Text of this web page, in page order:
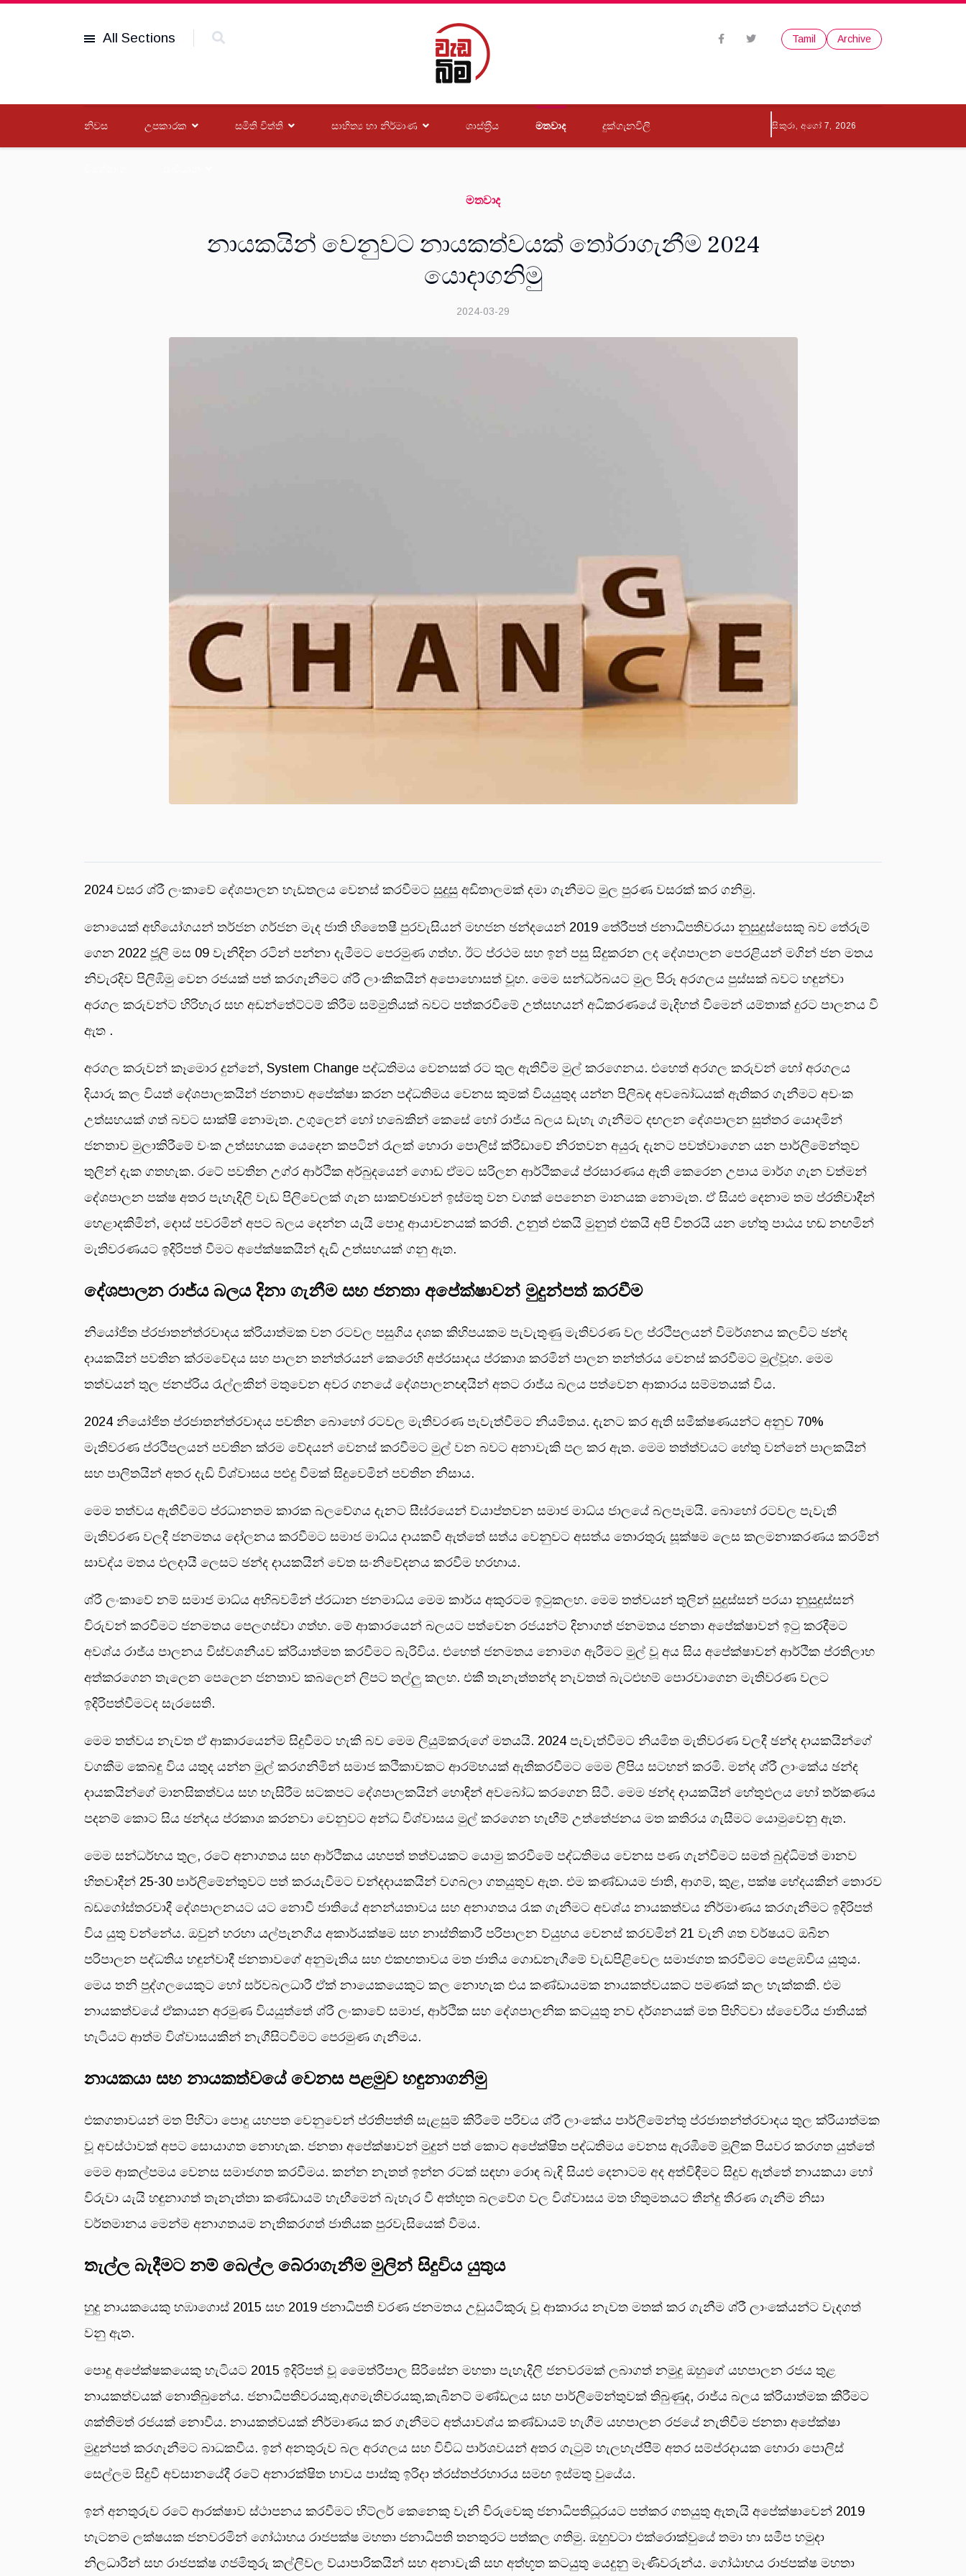
All Sections Tamil Archive
නිවස උපකාරක සමිති විත්ති සාහිත්‍ය හා නිර්මාණ ශාස්ත‍්‍රීය මතවාද දුක්ගැනවිලි සිකුරා, අගෝ 7, 2026
මතවාද
නායකයින් වෙනුවට නායකත්වයක් තෝරාගැනීම 2024
යොදාගනිමු
2024-03-29
2024 වසර ශ්රී ලංකාවේ දේශපාලන හැඩතලය වෙනස් කරවීමට සුදුසු අඩිතාලමක් දමා ගැනීමට මුල පුරණ වසරක් කර ගනිමු.
නොයෙක් අභියෝගයන් තර්ජන ගර්ජන මැද ජාති හිතෛෂී පුරවැසියන් මහජන ඡන්දයෙන් 2019 තේරීපත් ජනාධිපතිවරයා නුසුදුස්සෙකු බව තේරුම්
ගෙන 2022 ජූලි මස 09 වැනිදින රටින් පන්නා දැමීමට පෙරමුණ ගත්හ. ඊට ප්රථම සහ ඉන් පසු සිදුකරන ලද දේශපාලන පෙරළියන් මගින් ජන මතය
නිවැරදිව පිලිඹිමු වෙන රජයක් පත් කරගැනීමට ශ්රී ලාංකිකයින් අපොහොසත් වූහ. මෙම සන්ධර්බයට මුල පිරූ අරගලය පුස්සක් බවට හඳුන්වා
අරගල කරුවන්ට හිරිහැර සහ අඩන්තේට්ටම් කිරීම සම්මුතියක් බවට පත්කරවීමේ උත්සහයන් අධිකරණයේ මැදිහත් වීමෙන් යම්තාක් දුරට පාලනය වී
ඇත .
අරගල කරුවන් කෑමොර දුන්නේ, System Change පද්ධතිමය වෙනසක් රට තුල ඇතිවීම මුල් කරගෙනය. එහෙත් අරගල කරුවන් හෝ අරගලය
දියාරු කල වියත් දේශපාලකයින් ජනතාව අපේක්ෂා කරන පද්ධතිමය වෙනස කුමක් වියයුතුද යන්න පිලිබඳ අවබෝධයක් ඇතිකර ගැනීමට අවංක
උත්සහයක් ගත් බවට සාක්ෂි නොමැත. උගුලෙන් හෝ හබෙකින් කෙසේ හෝ රාජ්ය බලය ඩැහැ ගැනීමට දඟලන දේශපාලන සුත්තර යොදමින්
ජනතාව මුලාකිරීමේ වංක උත්සහයක යෙදෙන කපටින් රැලක් හොරා පොලිස් ක්රීඩාවේ නිරතවන අයුරු දැනට පවත්වාගෙන යන පාර්ලිමේන්තුව
තුලින් දැක ගතහැක. රටේ පවතින උග්ර ආර්ථික අර්බුදයෙන් ගොඩ ඒමට සරිලන ආර්ථිකයේ ප්රසාරණය ඇති කෙරෙන උපාය මාර්ග ගැන වත්මන්
දේශපාලන පක්ෂ අතර පැහැදිලි වැඩ පිලිවෙලක් ගැන සාකච්ඡාවන් ඉස්මතු වන වගක් පෙනෙන මානයක නොමැත. ඒ සියළු දෙනාම තම ප්රතිවාදීන්
හෙළාදකිමින්, දොස් පවරමින් අපට බලය දෙන්න යැයි පොදු ආයාචනයක් කරති. උනුත් එකයි මුනුත් එකයි අපි විතරයි යන හේතු පාඨය හඬ නඟමින්
මැතිවරණයට ඉදිරිපත් වීමට අපේක්ෂකයින් දැඩි උත්සහයක් ගනු ඇත.
දේශපාලන රාජ්ය බලය දිනා ගැනීම සහ ජනතා අපේක්ෂාවන් මුදුන්පත් කරවීම
නියෝජිත ප්රජාතන්ත්රවාදය ක්රියාත්මක වන රටවල පසුගිය දශක කිහිපයකම පැවැතුණු මැතිවරණ වල ප්රථිපලයන් විමර්ශනය කලවිට ඡන්ද
දායකයින් පවතින ක්රමවේදය සහ පාලන තන්ත්රයන් කෙරෙහි අප්රසාදය ප්රකාශ කරමින් පාලන තන්ත්රය වෙනස් කරවීමට මුල්වූහ. මෙම
තත්වයන් තුල ජනප්රිය රැල්ලකින් මතුවෙන අවර ගනයේ දේශපාලනඥයින් අතට රාජ්ය බලය පත්වෙන ආකාරය සම්මතයක් විය.
2024 නියෝජිත ප්රජාතන්ත්රවාදය පවතින බොහෝ රටවල මැතිවරණ පැවැත්වීමට නියමිතය. දැනට කර ඇති සමීක්ෂණයන්ට අනුව 70%
මැතිවරණ ප්රථිපලයන් පවතින ක්රම වේදයන් වෙනස් කරවීමට මුල් වන බවට අනාවැකි පල කර ඇත. මෙම තත්ත්වයට හේතු වන්නේ පාලකයින්
සහ පාලිතයින් අතර දැඩි විශ්වාසය පළුදු වීමක් සිදුවෙමින් පවතින නිසාය.
මෙම තත්වය ඇතිවීමට ප්රධානතම කාරක බලවේගය දැනට සීඝ්රයෙන් ව්යාප්තවන සමාජ මාධ්ය ජාලයේ බලපෑමයි. බොහෝ රටවල පැවැති
මැතිවරණ වලදී ජනමතය දෝලනය කරවීමට සමාජ මාධ්ය දායකවී ඇත්තේ සත්ය වෙනුවට අසත්ය තොරතුරු සූක්ෂම ලෙස කලමනාකරණය කරමින්
සාවද්ය මතය ඵලදායී ලෙසට ඡන්ද දායකයින් වෙත සංනිවේදනය කරවීම හරහාය.
ශ්රී ලංකාවේ නම් සමාජ මාධ්ය අභිබවමින් ප්රධාන ජනමාධ්ය මෙම කාර්ය අකුරටම ඉටුකලහ. මෙම තත්වයන් තුලින් සුදුස්සන් පරයා නුසුදුස්සන්
විරුවන් කරවීමට ජනමතය පෙලගස්වා ගත්හ. මේ ආකාරයෙන් බලයට පත්වෙන රජයන්ට දිනාගත් ජනමතය ජනතා අපේක්ෂාවන් ඉටු කරදීමට
අවශ්ය රාජ්ය පාලනය විස්වශනීයව ක්රියාත්මත කරවීමට බැරිවිය. එහෙත් ජනමතය නොමග ඇරීමට මුල් වූ අය සිය අපේක්ෂාවන් ආර්ථික ප්රතිලාභ
අත්කරගෙන තැලෙන පෙලෙන ජනතාව කබලෙන් ලිපට තල්ලු කලහ. එකී තැනැත්තන්ද නැවතත් බැටළුහම් පොරවාගෙන මැතිවරණ වලට
ඉදිරිපත්වීමටද සැරසෙති.
මෙම තත්වය නැවත ඒ ආකාරයෙන්ම සිදුවීමට හැකි බව මෙම ලියුම්කරුගේ මතයයි. 2024 පැවැත්වීමට නියමිත මැතිවරණ වලදී ඡන්ද දායකයින්ගේ
වගකීම කෙබඳු විය යතුද යන්න මුල් කරගනිමින් සමාජ කථිකාවකට ආරම්භයක් ඇතිකරවීමට මෙම ලිපිය සටහන් කරමි. මන්ද ශ්රී ලාංකේය ඡන්ද
දායකයින්ගේ මානසිකත්වය සහ හැසිරීම සටකපට දේශපාලකයින් හොඳින් අවබෝධ කරගෙන සිටී. මෙම ඡන්ද දායකයින් හේතුඵලය හෝ තර්කණය
පදනම් කොට සිය ඡන්දය ප්රකාශ කරනවා වෙනුවට අන්ධ විශ්වාසය මුල් කරගෙන හැඟීම් උත්තේජනය මත කතිරය ගැසීමට යොමුවෙනු ඇත.
මෙම සන්ධර්භය තුල, රටේ අනාගතය සහ ආර්ථිකය යහපත් තත්වයකට යොමු කරවීමේ පද්ධතිමය වෙනස පණ ගැන්වීමට සමත් බුද්ධිමත් මානව
හිතවාදීන් 25-30 පාර්ලිමේන්තුවට පත් කරයැවීමට චන්දදායකයින් වගබලා ගතයුතුව ඇත. එම කණ්ඩායම ජාති, ආගම්, කුළ, පක්ෂ භේදයකින් තොරව
බඩගෝස්තරවාදී දේශපාලනයට යට නොවී ජාතියේ අනන්යතාවය සහ අනාගතය රැක ගැනීමට අවශ්ය නායකත්වය නිර්මාණය කරගැනීමට ඉදිරිපත්
විය යුතු වන්නේය. ඔවුන් හරහා යල්පැනගිය අකාර්යක්ෂම සහ නාස්තිකාරී පරිපාලන ව්යුහය වෙනස් කරවමින් 21 වැනි ශත වර්ෂයට ඔබින
පරිපාලන පද්ධතිය හඳුන්වාදී ජනතාවගේ අනුමැතිය සහ එකඟතාවය මත ජාතිය ගොඩනැගීමේ වැඩපිළිවෙල සමාජගත කරවීමට පෙළඹවිය යුතුය.
මෙය තනි පුද්ගලයෙකුට හෝ සර්වබලධාරී ඒක් නායෙකයෙකුට කල නොහැක එය කණ්ඩායමක නායකත්වයකට පමණක් කල හැක්කකි. එම
නායකත්වයේ ඒකායන අරමුණ වියයුත්තේ ශ්රී ලංකාවේ සමාජ, ආර්ථික සහ දේශපාලනික කටයුතු නව දර්ශනයක් මත පිහිටවා ස්වෛරීය ජාතියක්
හැටියට ආත්ම විශ්වාසයකින් නැගීසිටවීමට පෙරමුණ ගැනීමය.
නායකයා සහ නායකත්වයේ වෙනස පළමුව හඳුනාගනිමු
එකගතාවයන් මත පිහිටා පොදු යහපත වෙනුවෙන් ප්රතිපත්ති සැළසුම් කිරීමේ පරිචය ශ්රී ලාංකේය පාර්ලිමේන්තු ප්රජාතන්ත්රවාදය තුල ක්රියාත්මක
වූ අවස්ථාවක් අපට සොයාගත නොහැක. ජනතා අපේක්ෂාවන් මුදුන් පත් කොට අපේක්ෂිත පද්ධතිමය වෙනස ඇරඹීමේ මූලික පියවර කරගත යුත්තේ
මෙම ආකල්පමය වෙනස සමාජගත කරවීමය. කන්න නැතත් ඉන්න රටක් සඳහා රොඳ බැඳි සියළු දෙනාටම අද අත්විඳීමට සිදුව ඇත්තේ නායකයා හෝ
විරුවා යැයි හඳුනාගත් තැනැත්තා කණ්ඩායම් හැඟීමෙන් බැහැර වී අත්භූත බලවේග වල විශ්වාසය මත හිතුමතයට තීන්දු තීරණ ගැනීම නිසා
වර්තමානය මෙන්ම අනාගතයම නැතිකරගත් ජාතියක පුරවැසියෙක් වීමය.
තැල්ල බැදීමට නම් බෙල්ල බේරාගැනීම මුලින් සිදුවිය යුතුය
හුදු නායකයෙකු හඹාගොස් 2015 සහ 2019 ජනාධිපති වරණ ජනමතය උඩුයටිකුරු වූ ආකාරය නැවත මතක් කර ගැනීම ශ්රී ලාංකේයන්ට වැදගත්
වනු ඇත.
පොදු අපේක්ෂකයෙකු හැටියට 2015 ඉදිරිපත් වූ මෛත්රීපාල සිරිසේන මහතා පැහැදිලි ජනවරමක් ලබාගත් නමුදු ඔහුගේ යහපාලන රජය තුළ
නායකත්වයක් නොතිබුනේය. ජනාධිපතිවරයකු,අගමැතිවරයකු,කැබිනට් මණ්ඩලය සහ පාර්ලිමේන්තුවක් තිබුණුද, රාජ්ය බලය ක්රියාත්මක කිරීමට
ශක්තිමත් රජයක් නොවීය. නායකත්වයක් නිර්මාණය කර ගැනීමට අත්යාවශ්ය කණ්ඩායම් හැගීම යහපාලන රජයේ නැතිවීම ජනතා අපේක්ෂා
මුදුන්පත් කරගැනීමට බාධකවීය. ඉන් අනතුරුව බල අරගලය සහ විවිධ පාර්ශවයන් අතර ගැටුම් හැලහැප්පීම් අතර සම්ප්රදායක හොරා පොලිස්
සෙල්ලම සිදුවී අවසානයේදී රටේ අනාරක්ෂිත භාවය පාස්කු ඉරිදා ත්රස්තප්රහාරය සමඟ ඉස්මතු වුයේය.
ඉන් අනතුරුව රටේ ආරක්ෂාව ස්ථාපනය කරවීමට හිට්ලර් කෙනෙකු වැනි විරුවෙකු ජනාධිපතිධූරයට පත්කර ගතයුතු ඇතැයි අපේක්ෂාවෙන් 2019
හැටනම ලක්ෂයක ජනවරමින් ගෝඨාභය රාජපක්ෂ මහතා ජනාධිපති තනතුරට පත්කල ගතිමු. ඔහුවටා එක්රොක්වුයේ තමා හා සමීප හමුදා
නිලධාරීන් සහ රාජපක්ෂ ගජමිතුරු කල්ලිවල ව්යාපාරිකයින් සහ අනාවැකි සහ අත්භූත කටයුතු යෙදුනු මෑණිවරුන්ය. ගෝඨාභය රාජපක්ෂ මහතා